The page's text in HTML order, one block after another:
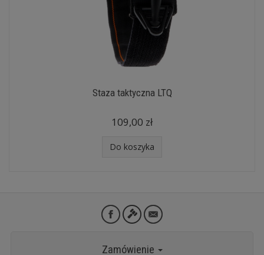
Staza taktyczna LTQ
109,00 zł
Do koszyka
Zamówienie